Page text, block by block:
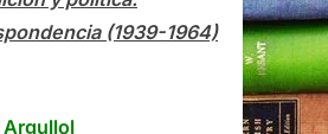
(1939-1964)
Argullol